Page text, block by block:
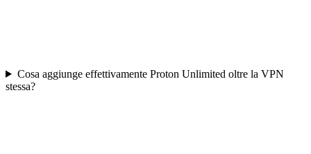
Cosa aggiunge effettivamente Proton Unlimited oltre la VPN
stessa?